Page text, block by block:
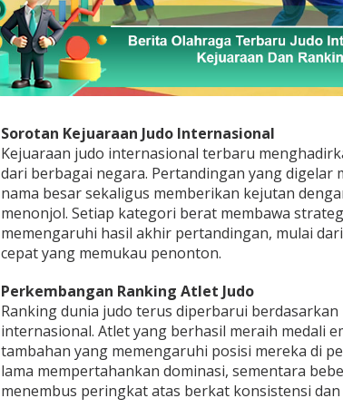
Sorotan Kejuaraan Judo Internasional
Kejuaraan judo internasional terbaru
dari berbagai negara. Pertandingan yang digelar
nama besar sekaligus memberikan kejutan
menonjol. Setiap kategori berat membawa
memengaruhi hasil akhir pertandingan, mulai
cepat yang memukau penonton.
Perkembangan Ranking Atlet Judo
Ranking dunia judo terus diperbarui
internasional. Atlet yang berhasil meraih medali
tambahan yang memengaruhi posisi mereka di
lama mempertahankan dominasi, sementara
menembus peringkat atas berkat konsistensi